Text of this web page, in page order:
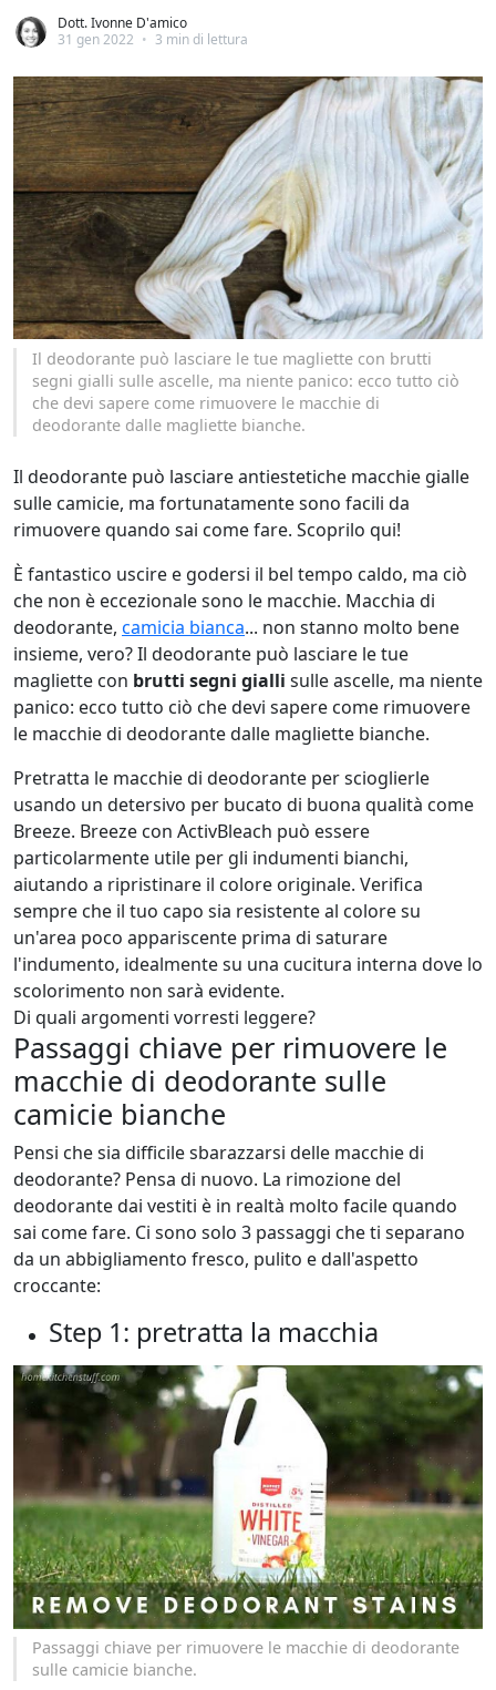
Dott. Ivonne D'amico
31 gen 2022 • 3 min di lettura
Il deodorante può lasciare le tue magliette con brutti
segni gialli sulle ascelle, ma niente panico: ecco tutto ciò
che devi sapere come rimuovere le macchie di
deodorante dalle magliette bianche.
Il deodorante può lasciare antiestetiche macchie gialle
sulle camicie, ma fortunatamente sono facili da
rimuovere quando sai come fare. Scoprilo qui!
È fantastico uscire e godersi il bel tempo caldo, ma ciò
che non è eccezionale sono le macchie. Macchia di
deodorante, camicia bianca... non stanno molto bene
insieme, vero? Il deodorante può lasciare le tue
magliette con brutti segni gialli sulle ascelle, ma niente
panico: ecco tutto ciò che devi sapere come rimuovere
le macchie di deodorante dalle magliette bianche.
Pretratta le macchie di deodorante per scioglierle
usando un detersivo per bucato di buona qualità come
Breeze. Breeze con ActivBleach può essere
particolarmente utile per gli indumenti bianchi,
aiutando a ripristinare il colore originale. Verifica
sempre che il tuo capo sia resistente al colore su
un'area poco appariscente prima di saturare
l'indumento, idealmente su una cucitura interna dove lo
scolorimento non sarà evidente.
Di quali argomenti vorresti leggere?
Passaggi chiave per rimuovere le
macchie di deodorante sulle
camicie bianche
Pensi che sia difficile sbarazzarsi delle macchie di
deodorante? Pensa di nuovo. La rimozione del
deodorante dai vestiti è in realtà molto facile quando
sai come fare. Ci sono solo 3 passaggi che ti separano
da un abbigliamento fresco, pulito e dall'aspetto
croccante:
Step 1: pretratta la macchia
Passaggi chiave per rimuovere le macchie di deodorante
sulle camicie bianche.